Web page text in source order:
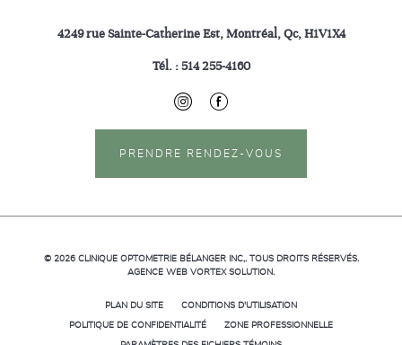
4249 rue Sainte-Catherine Est, Montréal, Qc, H1V1X4
Tél. : 514 255-4160
PRENDRE RENDEZ-VOUS
© 2026 CLINIQUE OPTOMETRIE BÉLANGER INC,.TOUS DROITS RÉSERVÉS.
AGENCE WEB VORTEX SOLUTION.
PLAN DU SITE CONDITIONS D'UTILISATION
POLITIQUE DE CONFIDENTIALITÉ ZONE PROFESSIONNELLE